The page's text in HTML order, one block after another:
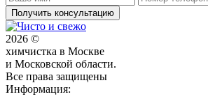
Получить консультацию
2026 ©
химчистка в Москве
и Московской области.
Все права защищены
Информация: